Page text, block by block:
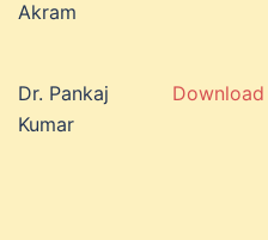
Akram
Dr. Pankaj
Kumar
Download